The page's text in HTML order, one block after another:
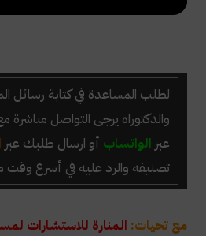
لطلب المساعدة في كتابة رسائل
والدكتوراه يرجى التواصل مباشرة
عبر الواتساب أو ارسال طلبك عبر
تصنيفه والرد عليه في أسرع
مع تحيات: المنارة للاستشارات